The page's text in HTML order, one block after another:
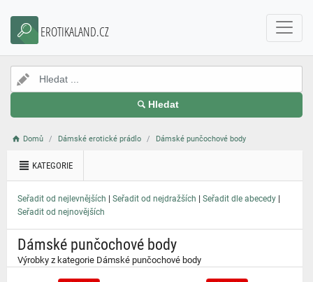
EROTIKALAND.CZ
Hledat
Domů Dámské erotické prádlo Dámské punčochové body
KATEGORIE
Seřadit od nejlevnějších | Seřadit od nejdražších | Seřadit dle abecedy |
Seřadit od nejnovějších
Dámské punčochové body
Výrobky z kategorie Dámské punčochové body